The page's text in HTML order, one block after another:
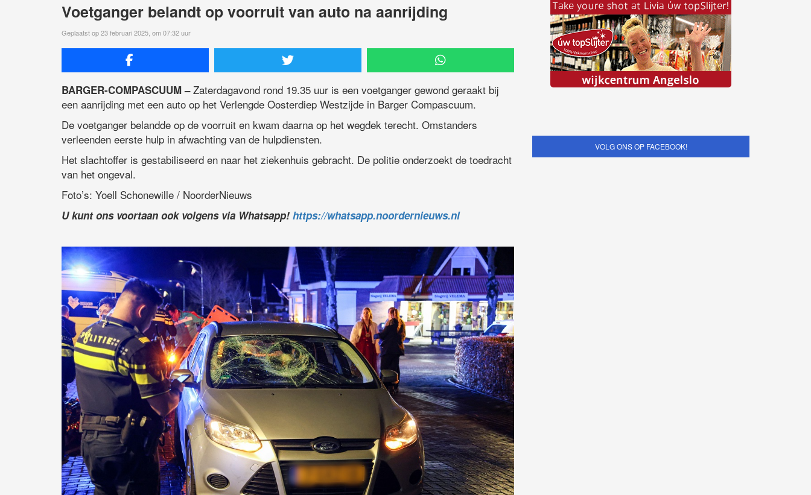
Voetganger belandt op voorruit van auto na aanrijding
Geplaatst op 23 februari 2025, om 07:32 uur
BARGER-COMPASCUUM –Zaterdagavond rond 19.35 uur is een voetganger gewond geraakt bij
een aanrijding met een auto op het Verlengde Oosterdiep Westzijde in Barger Compascuum.
De voetganger belandde op de voorruit en kwam daarna op het wegdek terecht. Omstanders
verleenden eerste hulp in afwachting van de hulpdiensten.
Het slachtoffer is gestabiliseerd en naar het ziekenhuis gebracht. De politie onderzoekt de toedracht
van het ongeval.
Foto’s: Yoell Schonewille / NoorderNieuws
U kunt ons voortaan ook volgens via Whatsapp! https://whatsapp.noordernieuws.nl
VOLG ONS OP FACEBOOK!